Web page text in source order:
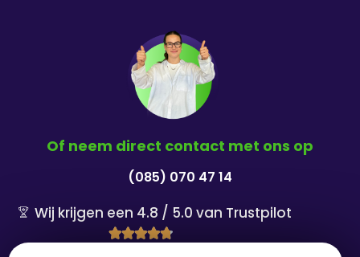
Of neem direct contact met ons op
(085) 070 47 14
Wij krijgen een 4.8 / 5.0 van Trustpilot
